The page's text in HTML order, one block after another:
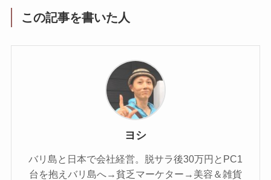
この記事を書いた人
ヨシ
バリ島と日本で会社経営。脱サラ後30万円とPC1
台を抱えバリ島へ→貧乏マーケター→美容＆雑貨